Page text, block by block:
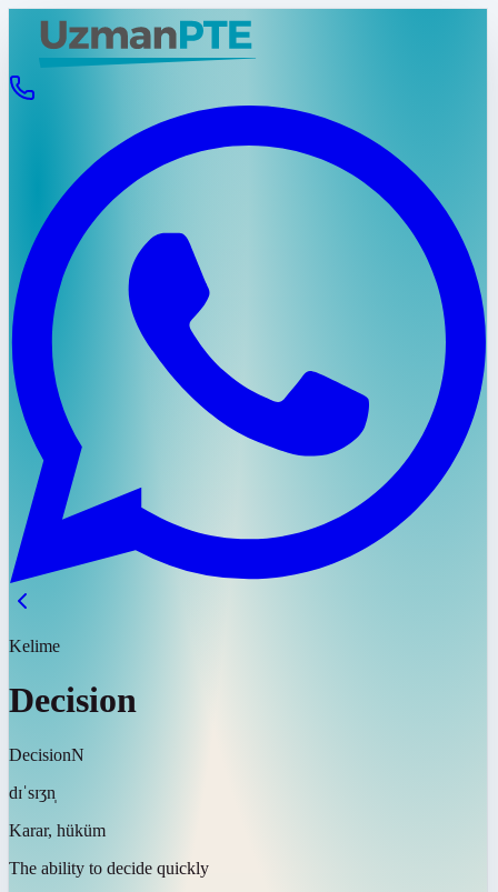
Kelime
Decision
DecisionN
dɪˈsɪʒn̩
Karar, hüküm
The ability to decide quickly